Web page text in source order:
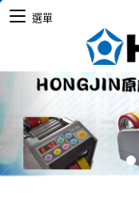
Previous
選單